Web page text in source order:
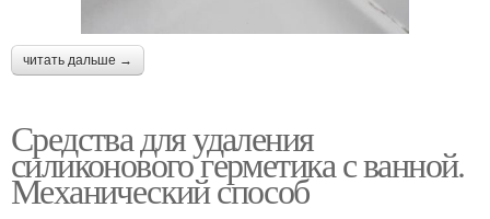
читать дальше →
Средства для удаления
силиконового герметика с ванной.
Механический способ